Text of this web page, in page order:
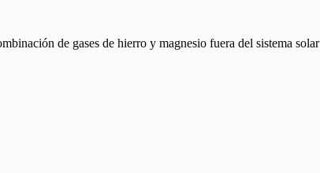
de gases de hierro y magnesio fuera del sistema solar